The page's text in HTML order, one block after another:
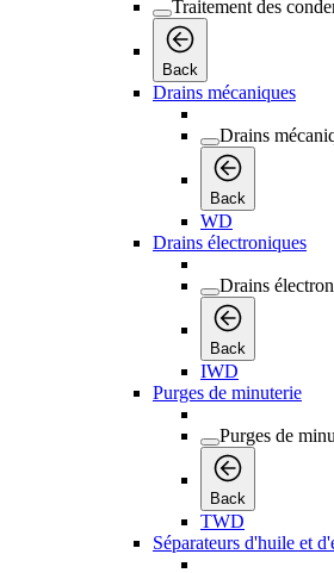
Traitement des
Back
Drains mécaniques
Drains
Back
WD
Drains électroniques
Drains
Back
IWD
Purges de minuterie
Purges de
Back
TWD
Séparateurs d'huile et